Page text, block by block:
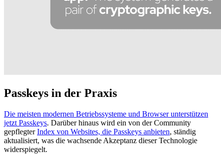
Passkeys in der Praxis
Die meisten modernen Betriebssysteme und Browser unterstützen
jetzt Passkeys. Darüber hinaus wird ein von der Community
gepflegterIndex von Websites, die Passkeys anbieten, ständig
aktualisiert, was die wachsende Akzeptanz dieser Technologie
widerspiegelt.